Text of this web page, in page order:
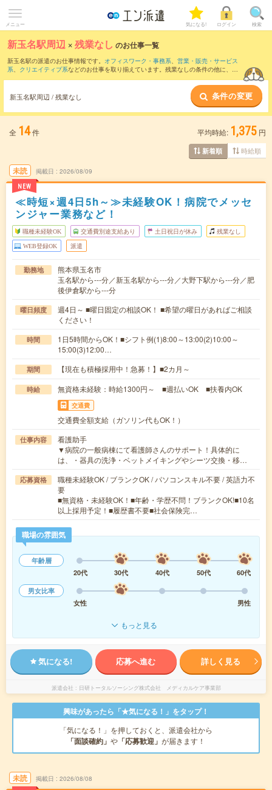
メニュー 気になる! ログイン 検索
新玉名駅周辺 ×残業なし のお仕事一覧
新玉名駅の派遣のお仕事情報です。 オフィスワーク・事務系、 営業・販売・サービス
系、 クリエイティブ系などのお仕事を取り揃えています。残業なしの条件の他に、 交
新玉名駅周辺 / 残業なし 条件の変更
全 14件 平均時給: 1,375 円
新着順 時給順
未読
NEW
掲載日 2026/08/09
≪時短×週4日5h～≫未経験OK！病院でメッセ
ンジャー業務など！
職種未経験OK 交通費別途支給あり 土日祝日が休み 残業なし
WEB登録OK 派遣
勤務地
熊本県玉名市
玉名駅から---分／新玉名駅から---分／大野下駅から---分／肥
後伊倉駅から---分
曜日頻度
週4日～ ■曜日固定の相談OK！ ■希望の曜日があればご相談
ください！
時間
1日5時間からOK！■シフト例(1)8:00～13:00(2)10:00～
15:00(3)12:00…
期間 【現在も積極採用中！急募！】■2カ月～
時給 無資格未経験：時給1300円～ ■週払いOK ■扶養内OK
交通費
交通費全額支給（ガソリン代もOK！）
仕事内容
看護助手
▼病院の一般病棟にて看護師さんのサポート！具体的に
は、・器具の洗浄・ベットメイキングやシーツ交換・移…
応募資格
職種未経験OK / ブランクOK / パソコンスキル不要 / 英語力不
要
■無資格・未経験OK！■年齢・学歴不問！ブランクOK!■10名
以上採用予定！■履歴書不要■社会保険完…
職場の雰囲気
年齢層
20代
30代 40代 50代
60代
男女比率
女性
男性
もっと見る
気になる! 応募へ進む 詳しく見る
派遣会社 日研トータルソーシング株式会社 メディカルケア事業部
興味があったら「★気になる！」をタップ！
「気になる！」を押しておくと、派遣会社から
「面談確約」 や 「応募歓迎」 が届きます！
未読 掲載日 2026/08/08